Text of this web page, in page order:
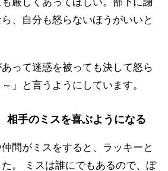
、自分も怒らないほうがいいと
って迷惑を被っても決して怒ら
」と言うようにしています。
相手のミスを喜ぶようになる
間がミスをすると、ラッキーと
。 ミスは誰にでもあるので、ぼ